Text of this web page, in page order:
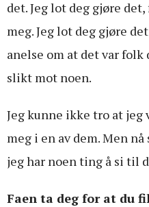
det. Jeg lot deg gjøre
meg. Jeg lot deg gjøre
anelse om at det var
slikt mot noen.
Jeg kunne ikke tro at
meg i en av dem. Men
jeg har noen ting å si til
Faen ta deg for at du